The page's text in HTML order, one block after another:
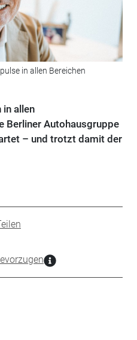
in allen Bereichen
in allen
Berliner Autohausgruppe
– und trotzt damit der